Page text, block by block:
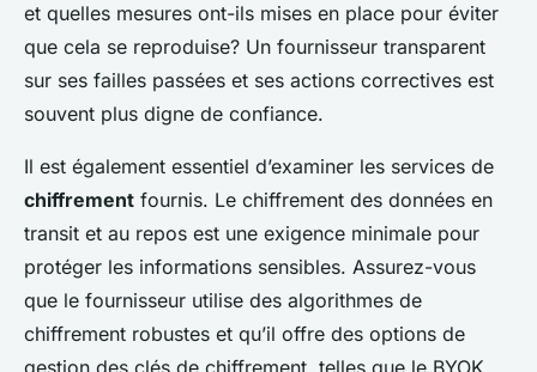
et quelles mesures ont-ils mises en place pour éviter
que cela se reproduise? Un fournisseur transparent
sur ses failles passées et ses actions correctives est
souvent plus digne de confiance.
Il est également essentiel d’examiner les services de
chiffrement fournis. Le chiffrement des données en
transit et au repos est une exigence minimale pour
protéger les informations sensibles. Assurez-vous
que le fournisseur utilise des algorithmes de
chiffrement robustes et qu’il offre des options de